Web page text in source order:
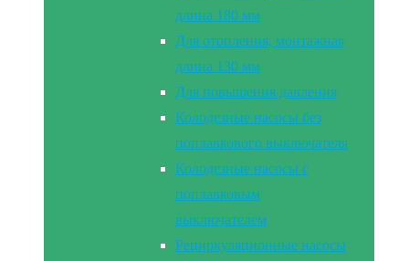
длина 180 мм
Для отопления, монтажная
длина 130 мм
Для повышения давления
Колодезные насосы без
поплавкового выключателя
Колодезные насосы с
поплавковым
выключателем
Рециркуляционные насосы